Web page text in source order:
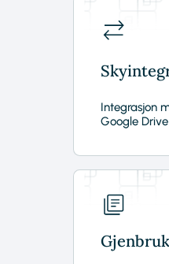
Integrasjon
Google